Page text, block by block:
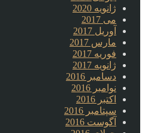
ژانویه 2020
می 2017
آوریل 2017
مارس 2017
فوریه 2017
ژانویه 2017
دسامبر 2016
نوامبر 2016
اکتبر 2016
سپتامبر 2016
آگوست 2016